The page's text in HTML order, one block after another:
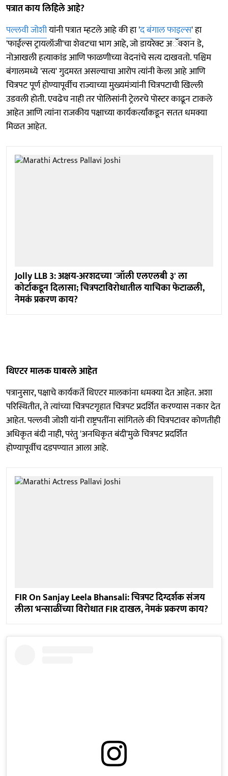
पत्रात काय लिहिले आहे?
पल्लवी जोशीयांनी पत्रात म्हटले आहे की हा 'द बंगाल फाइल्स' हा
'फाईल्स ट्रायलॉजी'चा शेवटचा भाग आहे, जो डायरेक्ट अॅक्शन डे,
नोआखली हत्याकांड आणि फाळणीच्या वेदनांचे सत्य दाखवतो. पश्चिम
बंगालमध्ये 'सत्य' गुदमरत असल्याचा आरोप त्यांनी केला आहे आणि
चित्रपट पूर्ण होण्यापूर्वीच राज्याच्या मुख्यमंत्र्यांनी चित्रपटाची खिल्ली
उडवली होती. एवढेच नाही तर पोलिसांनी ट्रेलरचे पोस्टर काढून टाकले
आहेत आणि त्यांना राजकीय पक्षाच्या कार्यकर्त्यांकडून सतत धमक्या
मिळत आहेत.
Jolly LLB 3: अक्षय-अरशदच्या 'जॉली एलएलबी ३' ला
कोर्टाकडून दिलासा; चित्रपटाविरोधातील याचिका फेटाळली,
नेमकं प्रकरण काय?
थिएटर मालक घाबरले आहेत
पत्रानुसार, पक्षाचे कार्यकर्ते थिएटर मालकांना धमक्या देत आहेत. अशा
परिस्थितीत, ते त्यांच्या चित्रपटगृहात चित्रपट प्रदर्शित करण्यास नकार देत
आहेत. पल्लवी जोशी यांनी राष्ट्रपतींना सांगितले की चित्रपटावर कोणतीही
अधिकृत बंदी नाही, परंतु 'अनधिकृत बंदी'मुळे चित्रपट प्रदर्शित
होण्यापूर्वीच दडपण्यात आला आहे.
FIR On Sanjay Leela Bhansali: चित्रपट दिग्दर्शक संजय
लीला भन्साळींच्या विरोधात FIR दाखल, नेमकं प्रकरण काय?